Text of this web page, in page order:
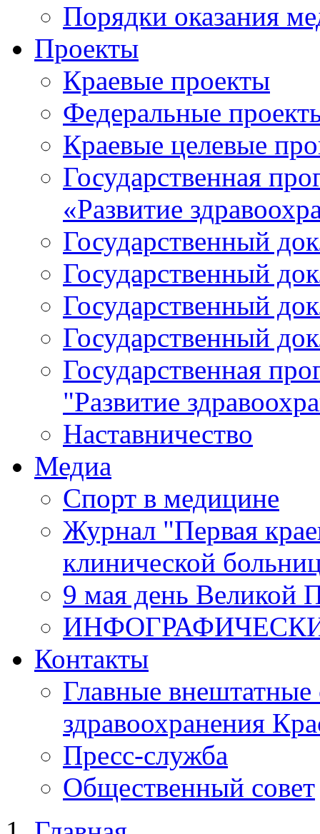
Порядки оказания
Проекты
Краевые проекты
Федеральные
Краевые целевые
Государственная
«Развитие
Государственный
Государственный
Государственный
Государственный
Государственная
"Развитие
Наставничество
Медиа
Спорт в медицине
Журнал "Первая
клинической
9 мая день Великой
Контакты
Главные внештатные
здравоохранения
Пресс-служба
Общественный совет